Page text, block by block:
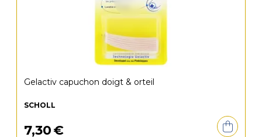
Gelactiv capuchon doigt & orteil
SCHOLL
7,30€